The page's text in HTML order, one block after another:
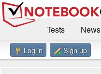
Tests
News
Benchmarks / Technik
Log in Sign up